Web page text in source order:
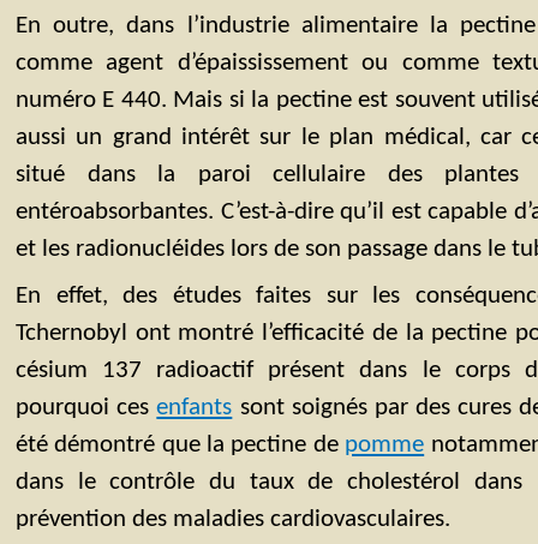
En outre, dans l’industrie alimentaire la
comme agent d’épaississement ou comme
numéro E 440. Mais si la pectine est souvent
aussi un grand intérêt sur le plan médical, car
situé dans la paroi cellulaire des plantes
entéroabsorbantes. C’est-à-dire qu’il est capable
et les radionucléides lors de son passage dans le
En effet, des études faites sur les
Tchernobyl ont montré l’efficacité de la pectine
césium 137 radioactif présent dans le corps
pourquoi cesenfants sont soignés par des cures
été démontré que la pectine de pomme
dans le contrôle du taux de cholestérol
prévention des maladies cardiovasculaires.